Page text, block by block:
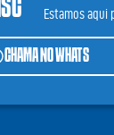
Estamos aqui
CHAMA NO WHATS